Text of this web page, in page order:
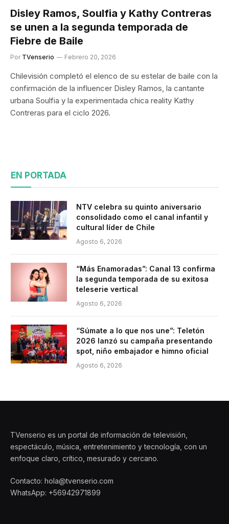
Disley Ramos, Soulfia y Kathy Contreras
se unen a la segunda temporada de
Fiebre de Baile
Por TVenserio Febrero 20, 2026
Chilevisión completó el elenco de su estelar de baile con la
confirmación de la influencer Disley Ramos, la cantante
urbana Soulfia y la experimentada chica reality Kathy
Contreras para el ciclo 2026.
EN PORTADA
NTV celebra su quinto aniversario
consolidado como el canal infantil y
cultural líder de Chile
Agosto 6, 2026
“Más Enamoradas”: Canal 13 confirma
la segunda temporada de su exitosa
teleserie vertical
Agosto 6, 2026
“Súmate a lo que nos une”: Teletón
2026 lanzó su campaña presentando
spot, niño embajador e himno oficial
Agosto 6, 2026
TVenserio es un portal de información de televisión,
espectáculo, música, entretenimiento y tecnología, con un
enfoque claro, crítico, mesurado y cercano.
Contacto: hola@tvenserio.com
WhatsApp: +56942971899